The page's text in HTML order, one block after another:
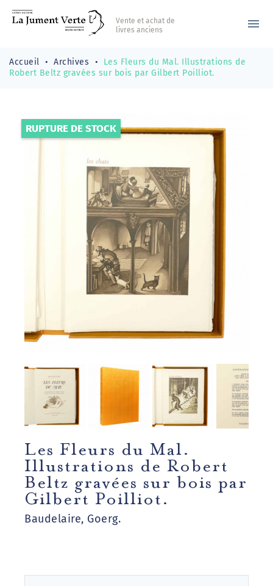
Vente et achat de
livres anciens
menu
Accueil Archives
Les Fleurs du Mal. Illustrations de
Robert Beltz gravées sur bois par Gilbert Poilliot.
RUPTURE DE STOCK
Les Fleurs du Mal.
Illustrations de Robert
Beltz gravées sur bois par
Gilbert Poilliot.
Baudelaire, Goerg.